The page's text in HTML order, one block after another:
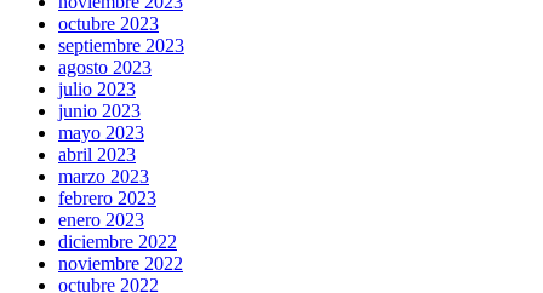
octubre 2023
septiembre 2023
agosto 2023
julio 2023
junio 2023
mayo 2023
abril 2023
marzo 2023
febrero 2023
enero 2023
diciembre 2022
noviembre 2022
octubre 2022